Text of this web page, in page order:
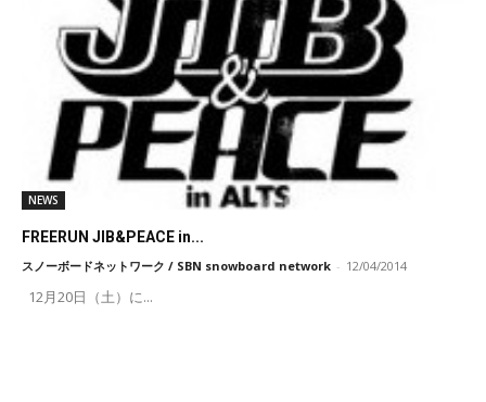
NEWS
FREERUN JIB&PEACE in...
スノーボードネットワーク / SBN snowboard network - 12/04/2014
12月20日（土）に...